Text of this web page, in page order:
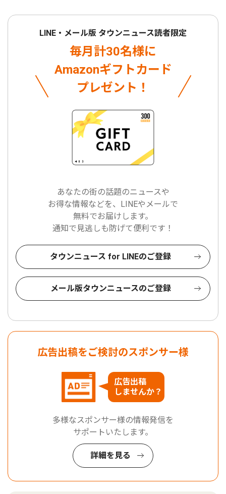
LINE・メール版 タウンニュース読者限定
毎月計30名様に
Amazonギフトカード
プレゼント！
あなたの街の話題のニュースや
お得な情報などを、LINEやメールで
無料でお届けします。
通知で見逃しも防げて便利です！
タウンニュース for LINEのご登録
メール版タウンニュースのご登録
広告出稿をご検討のスポンサー様
広告出稿
しませんか？
多様なスポンサー様の情報発信を
サポートいたします。
詳細を見る